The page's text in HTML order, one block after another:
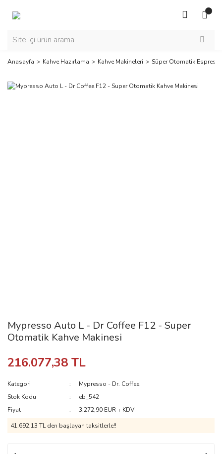
Anasayfa Kahve Hazırlama Kahve Makineleri Süper Otomatik
Mypresso Auto L - Dr Coffee F12 - Super
Otomatik Kahve Makinesi
216.077,38 TL
Kategori
Mypresso - Dr. Coffee
Stok Kodu
eb_542
Fiyat
3.272,90 EUR + KDV
41.692,13 TL den başlayan taksitlerle!!